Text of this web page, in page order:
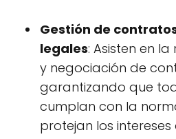
Gestión de
legales: Asisten en
y negociación de
garantizando que
cumplan con la
protejan los intereses